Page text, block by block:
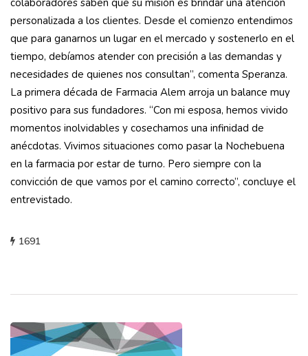
colaboradores saben que su misión es brindar una atención
personalizada a los clientes. Desde el comienzo entendimos
que para ganarnos un lugar en el mercado y sostenerlo en el
tiempo, debíamos atender con precisión a las demandas y
necesidades de quienes nos consultan”, comenta Speranza.
La primera década de Farmacia Alem arroja un balance muy
positivo para sus fundadores. “Con mi esposa, hemos vivido
momentos inolvidables y cosechamos una infinidad de
anécdotas. Vivimos situaciones como pasar la Nochebuena
en la farmacia por estar de turno. Pero siempre con la
convicción de que vamos por el camino correcto”, concluye el
entrevistado.
1691